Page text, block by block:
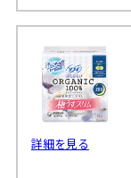
詳細を見る